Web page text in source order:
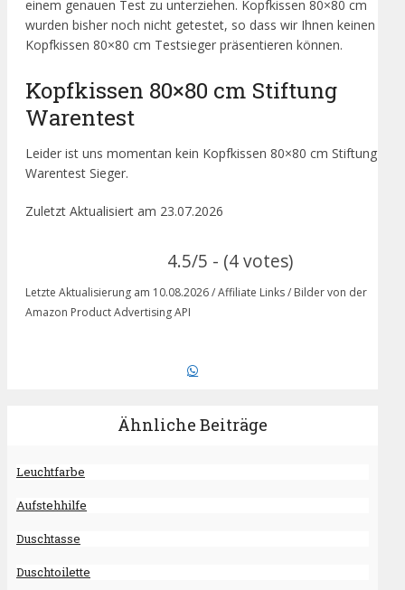
einem genauen Test zu unterziehen. Kopfkissen 80×80 cm
wurden bisher noch nicht getestet, so dass wir Ihnen keinen
Kopfkissen 80×80 cm Testsieger präsentieren können.
Kopfkissen 80×80 cm Stiftung
Warentest
Leider ist uns momentan kein Kopfkissen 80×80 cm Stiftung
Warentest Sieger.
Zuletzt Aktualisiert am 23.07.2026
4.5/5 - (4 votes)
Letzte Aktualisierung am 10.08.2026 / Affiliate Links / Bilder von der
Amazon Product Advertising API
Ähnliche Beiträge
Leuchtfarbe
Aufstehhilfe
Duschtasse
Duschtoilette